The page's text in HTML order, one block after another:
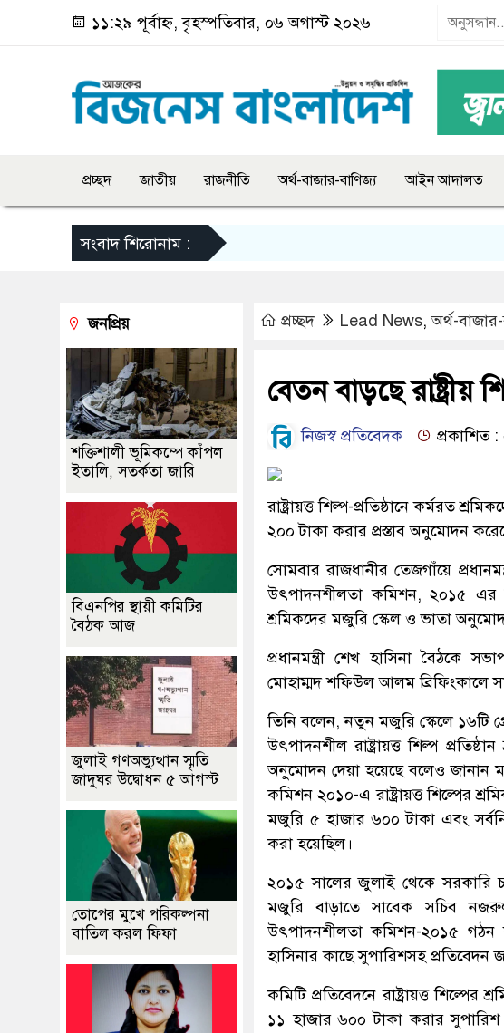
১১:২৯ পূর্বাহ্ন, বৃহস্পতিবার, ০৬ অগাস্ট ২০২৬
প্রচ্ছদ জাতীয় রাজনীতি অর্থ-বাজার-বাণিজ্য আইন আদালত
সংবাদ শিরোনাম :
প্রচ্ছদ Lead News,অর্থ-
বেতন বাড়ছে রাষ্ট্রীয়
নিজস্ব প্রতিবেদক প্রকাশিত
রাষ্ট্রায়ত্ত শিল্প-প্রতিষ্ঠানে কর্মরত
২০০ টাকা করার প্রস্তাব অনুমোদন
সোমবার রাজধানীর তেজগাঁয়ে
উৎপাদনশীলতা কমিশন, ২০১৫ এর
শ্রমিকদের মজুরি স্কেল ও ভাতা
প্রধানমন্ত্রী শেখ হাসিনা বৈঠকে
মোহাম্মদ শফিউল আলম ব্রিফিংকালে
তিনি বলেন, নতুন মজুরি স্কেলে ১৬টি
উৎপাদনশীল রাষ্ট্রায়ত্ত শিল্প
অনুমোদন দেয়া হয়েছে বলেও জানান
কমিশন ২০১০-এ রাষ্ট্রায়ত্ত শিল্পের
মজুরি ৫ হাজার ৬০০ টাকা এবং
করা হয়েছিল।
২০১৫ সালের জুলাই থেকে সরকারি
মজুরি বাড়াতে সাবেক সচিব
উৎপাদনশীলতা কমিশন-২০১৫ গঠন
হাসিনার কাছে সুপারিশসহ প্রতিবেদন
কমিটি প্রতিবেদনে রাষ্ট্রায়ত্ত
১১ হাজার ৬০০ টাকা করার সুপারিশ
জনপ্রিয়
শক্তিশালী ভূমিকম্পে কাঁপল
ইতালি, সতর্কতা জারি
বিএনপির স্থায়ী কমিটির
বৈঠক আজ
জুলাই গণঅভ্যুত্থান স্মৃতি
জাদুঘর উদ্বোধন ৫ আগস্ট
তোপের মুখে পরিকল্পনা
বাতিল করল ফিফা